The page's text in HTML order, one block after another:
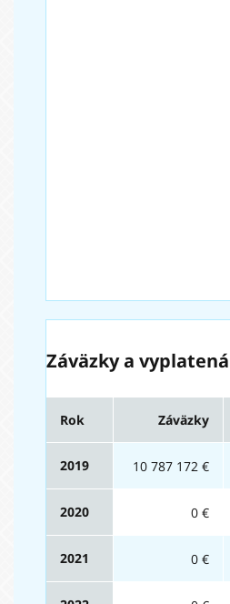
Záväzky a
Rok Záväzky
2019 10 787 172 €
2020 0 €
2021 0 €